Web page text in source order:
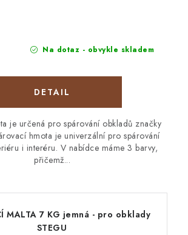
Na dotaz - obvykle skladem
je určená pro spárování obkladů značky
hmota je univerzální pro spárování
i interéru. V nabídce máme 3 barvy,
přičemž...
MALTA 7 KG jemná - pro obklady
STEGU